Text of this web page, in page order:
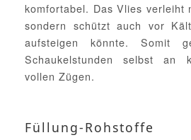
komfortabel. Das Vlies verleiht
sondern schützt auch vor
aufsteigen könnte. Somit
Schaukelstunden selbst an
vollen Zügen.
Füllung-Rohstoffe